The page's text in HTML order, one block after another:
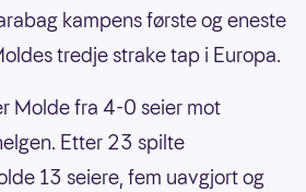
kampens første og eneste
tredje strake tap i Europa.
Molde fra 4-0 seier mot
Etter 23 spilte
13 seiere, fem uavgjort og